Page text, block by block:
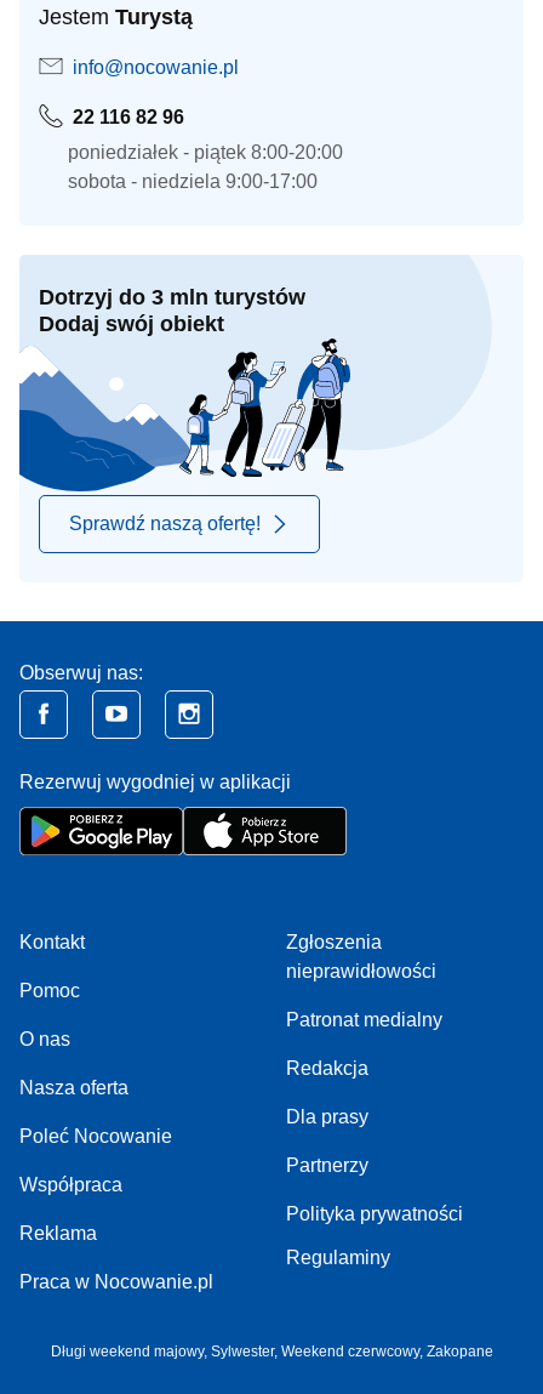
Jestem Turystą
info@nocowanie.pl
22 116 82 96
poniedziałek - piątek 8:00-20:00
sobota - niedziela 9:00-17:00
Dotrzyj do 3 mln turystów
Dodaj swój obiekt
Sprawdź naszą ofertę!
Obserwuj nas:
Rezerwuj wygodniej w aplikacji
Kontakt
Pomoc
O nas
Nasza oferta
Poleć Nocowanie
Współpraca
Reklama
Praca w Nocowanie.pl
Zgłoszenia
nieprawidłowości
Patronat medialny
Redakcja
Dla prasy
Partnerzy
Polityka prywatności
Regulaminy
Długi weekend majowy, Sylwester, Weekend czerwcowy, Zakopane